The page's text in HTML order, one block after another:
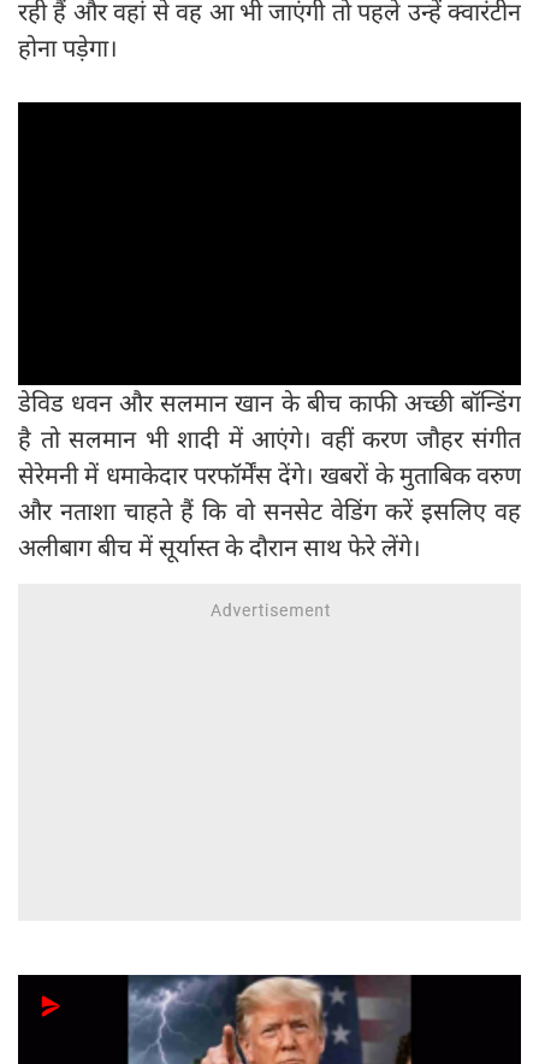
रही हैं और वहां से वह आ भी जाएंगी तो पहले उन्हें क्वारंटीन
होना पड़ेगा।
डेविड धवन और सलमान खान के बीच काफी अच्छी बॉन्डिंग
है तो सलमान भी शादी में आएंगे। वहीं करण जौहर संगीत
सेरेमनी में धमाकेदार परफॉर्मेंस देंगे। खबरों के मुताबिक वरुण
और नताशा चाहते हैं कि वो सनसेट वेडिंग करें इसलिए वह
अलीबाग बीच में सूर्यास्त के दौरान साथ फेरे लेंगे।